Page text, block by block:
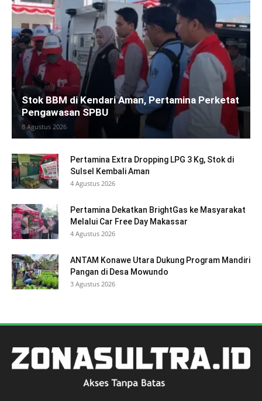
Stok BBM di Kendari Aman, Pertamina Perketat
Pengawasan SPBU
8 Agustus 2026
Pertamina Extra Dropping LPG 3 Kg, Stok di
Sulsel Kembali Aman
4 Agustus 2026
Pertamina Dekatkan BrightGas ke Masyarakat
Melalui Car Free Day Makassar
4 Agustus 2026
ANTAM Konawe Utara Dukung Program Mandiri
Pangan di Desa Mowundo
3 Agustus 2026